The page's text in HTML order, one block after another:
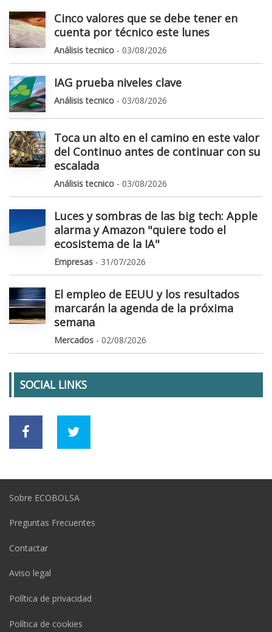
Cinco valores que se debe tener en
cuenta por técnico este lunes
Análisis tecnico - 03/08/2026
IAG prueba niveles clave
Análisis tecnico - 03/08/2026
Toca un alto en el camino en este valor
del Continuo antes de continuar con su
escalada
Análisis tecnico - 03/08/2026
Luces y sombras de las big tech: Apple
alarma y Amazon "quiere todo el
ecosistema de la IA"
Empresas - 31/07/2026
El empleo de EEUU y los resultados
marcarán la agenda de la próxima
semana
Mercados - 02/08/2026
SOCIAL LINKS
Sobre ECOBOLSA
Preguntas Frecuentes
Contactar
Aviso legal
Política de privacidad
Política de cookies